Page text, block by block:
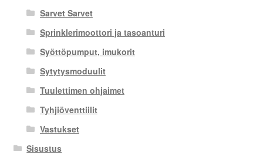
Sarvet Sarvet
Sprinklerimoottori ja tasoanturi
Syöttöpumput, imukorit
Sytytysmoduulit
Tuulettimen ohjaimet
Tyhjiöventtiilit
Vastukset
Sisustus